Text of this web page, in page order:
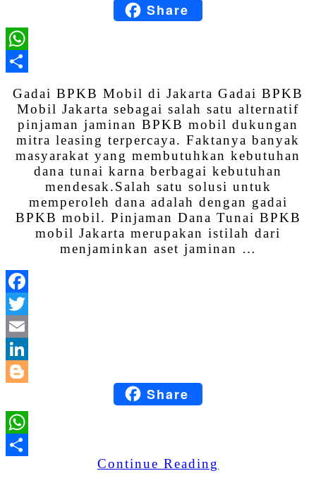
BloggerShare
Gadai BPKB Mobil di Jakarta Gadai BPKB
Mobil Jakarta sebagai salah satu alternatif
pinjaman jaminan BPKB mobil dukungan
mitra leasing terpercaya. Faktanya banyak
masyarakat yang membutuhkan kebutuhan
dana tunai karna berbagai kebutuhan
mendesak.Salah satu solusi untuk
memperoleh dana adalah dengan gadai
BPKB mobil. Pinjaman Dana Tunai BPKB
mobil Jakarta merupakan istilah dari
menjaminkan aset jaminan …
BloggerShare
Share
Continue Reading